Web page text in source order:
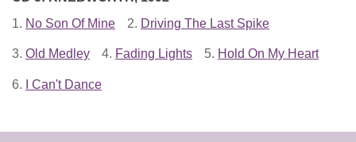
1. No Son Of Mine 2. Driving The Last Spike
3. Old Medley 4. Fading Lights 5. Hold On My Heart
6. I Can't Dance